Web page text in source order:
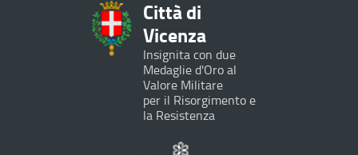
Città di
Vicenza
Insignita con due
Medaglie d'Oro al
Valore Militare
per il Risorgimento e
la Resistenza